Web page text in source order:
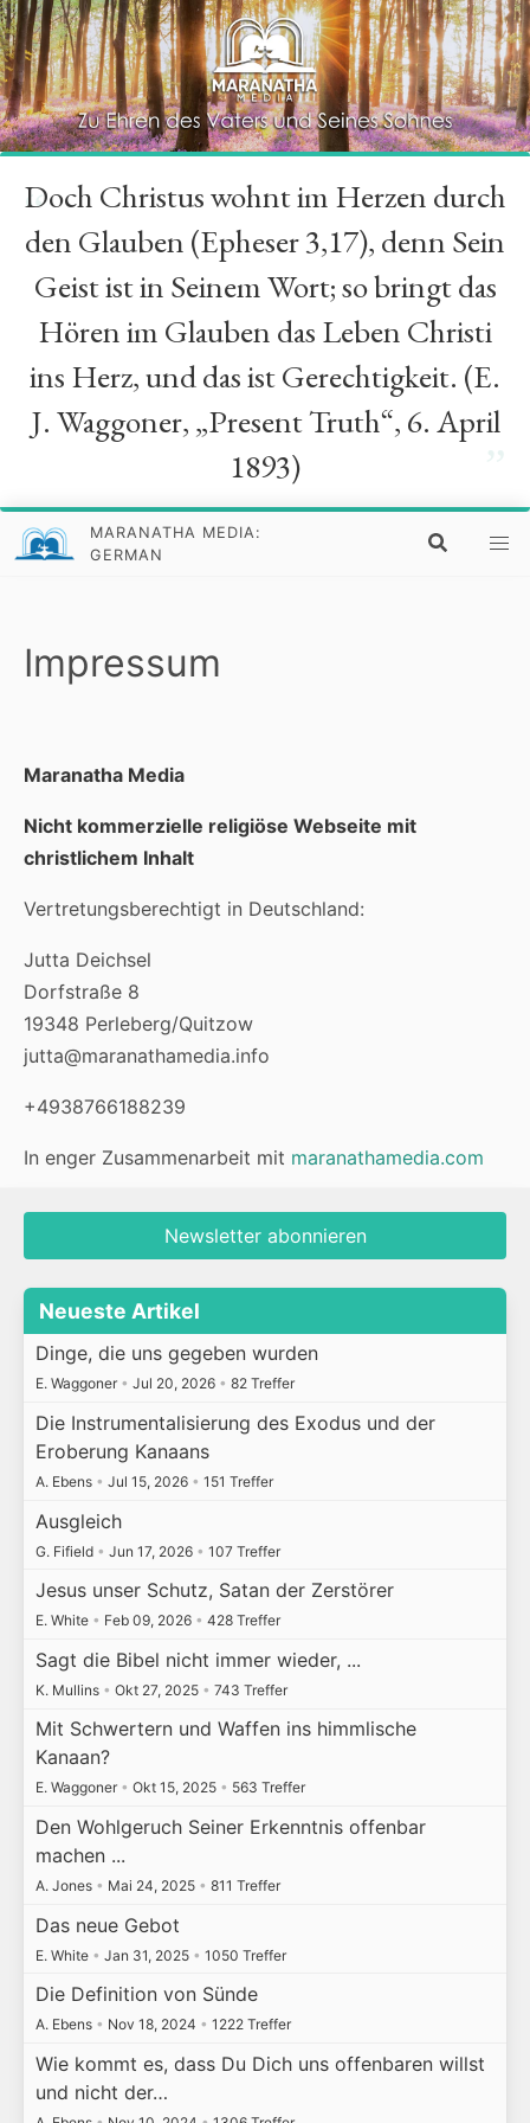
“
Doch Christus wohnt im Herzen durch
den Glauben (Epheser 3,17), denn Sein
Geist ist in Seinem Wort; so bringt das
Hören im Glauben das Leben Christi
ins Herz, und das ist Gerechtigkeit. (E.
J. Waggoner, „Present Truth“, 6. April
1893)
MARANATHA MEDIA:
GERMAN
Impressum
Maranatha Media
Nicht kommerzielle religiöse Webseite mit
christlichem Inhalt
Vertretungsberechtigt in Deutschland:
Jutta Deichsel
Dorfstraße 8
19348 Perleberg/Quitzow
jutta@maranathamedia.info
+4938766188239
In enger Zusammenarbeit mit maranathamedia.com
Newsletter abonnieren
Neueste Artikel
Dinge, die uns gegeben wurden
E. Waggoner • Jul 20, 2026 • 82 Treffer
Die Instrumentalisierung des Exodus und der
Eroberung Kanaans
A. Ebens • Jul 15, 2026 • 151 Treffer
Ausgleich
G. Fifield • Jun 17, 2026 • 107 Treffer
Jesus unser Schutz, Satan der Zerstörer
E. White • Feb 09, 2026 • 428 Treffer
Sagt die Bibel nicht immer wieder, ...
K. Mullins • Okt 27, 2025 • 743 Treffer
Mit Schwertern und Waffen ins himmlische
Kanaan?
E. Waggoner • Okt 15, 2025 • 563 Treffer
Den Wohlgeruch Seiner Erkenntnis offenbar
machen ...
A. Jones • Mai 24, 2025 • 811 Treffer
Das neue Gebot
E. White • Jan 31, 2025 • 1050 Treffer
Die Definition von Sünde
A. Ebens • Nov 18, 2024 • 1222 Treffer
Wie kommt es, dass Du Dich uns offenbaren willst
und nicht der…